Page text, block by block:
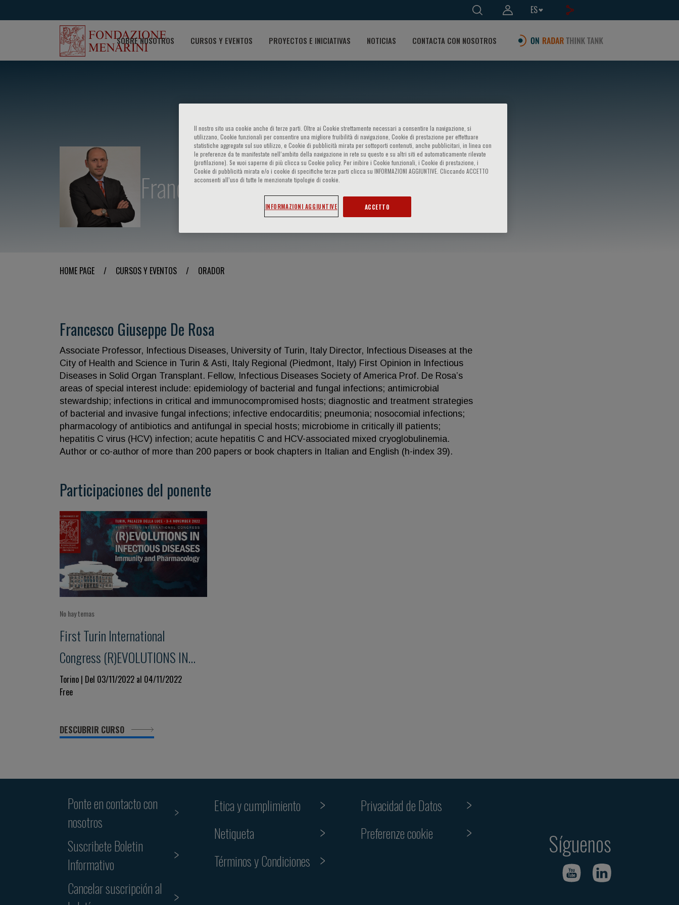
ES
SOBRE NOSOTROS CURSOS Y EVENTOS PROYECTOS E INICIATIVAS NOTICIAS CONTACTA CON NOSOTROS
Francesco Giuseppe De Rosa
HOME PAGE / CURSOS Y EVENTOS / ORADOR
Francesco Giuseppe De Rosa
Associate Professor, Infectious Diseases, University of Turin, Italy Director, Infectious Diseases at the
City of Health and Science in Turin & Asti, Italy Regional (Piedmont, Italy) First Opinion in Infectious
Diseases in Solid Organ Transplant. Fellow, Infectious Diseases Society of America Prof. De Rosa’s
areas of special interest include: epidemiology of bacterial and fungal infections; antimicrobial
stewardship; infections in critical and immunocompromised hosts; diagnostic and treatment strategies
of bacterial and invasive fungal infections; infective endocarditis; pneumonia; nosocomial infections;
pharmacology of antibiotics and antifungal in special hosts; microbiome in critically ill patients;
hepatitis C virus (HCV) infection; acute hepatitis C and HCV-associated mixed cryoglobulinemia.
Author or co-author of more than 200 papers or book chapters in Italian and English (h-index 39).
Participaciones del ponente
No hay temas
First Turin International
Congress (R)EVOLUTIONS IN
INFECTIOUS DISEASES Immunity
and Pharmacology
Torino | Del 03/11/2022 al 04/11/2022
Free
DESCUBRIR CURSO
Ponte en contacto con
nosotros
Suscribete Boletin
Informativo
Cancelar suscripción al
Etica y cumplimiento
Netiqueta
Términos y Condiciones
Privacidad de Datos
Preferenze cookie
Síguenos
Il nostro sito usa cookie anche di terze parti. Oltre ai Cookie strettamente necessari a consentire la navigazione, si
utilizzano, Cookie funzionali per consentire una migliore fruibilità di navigazione, Cookie di prestazione per effettuare
statistiche aggregate sul suo utilizzo, e Cookie di pubblicità mirata per sottoporti contenuti, anche pubblicitari, in linea con
le preferenze da te manifestate nell‘ambito della navigazione in rete su questo e su altri siti ed automaticamente rilevate
(profilazione). Se vuoi saperne di più clicca su Cookie policy. Per inibire i Cookie funzionali, i Cookie di prestazione, i
Cookie di pubblicità mirata e/o i cookie di specifiche terze parti clicca su INFORMAZIONI AGGIUNTIVE. Cliccando ACCETTO
acconsenti all’uso di tutte le menzionate tipologie di cookie.
INFORMAZIONI AGGIUNTIVE ACCETTO